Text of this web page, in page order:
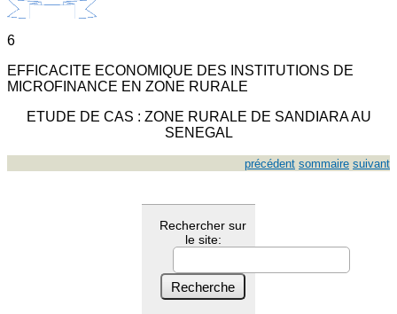
6
EFFICACITE ECONOMIQUE DES INSTITUTIONS DE
MICROFINANCE EN ZONE RURALE
ETUDE DE CAS : ZONE RURALE DE SANDIARA AU
SENEGAL
précédent sommaire suivant
Rechercher sur
le site: